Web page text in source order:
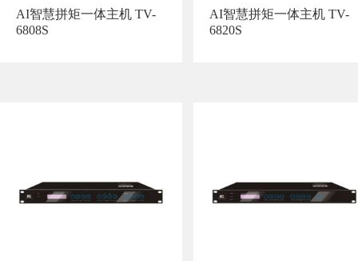
AI智慧拼矩一体主机 TV-
6808S
AI智慧拼矩一体主机 TV-
6820S